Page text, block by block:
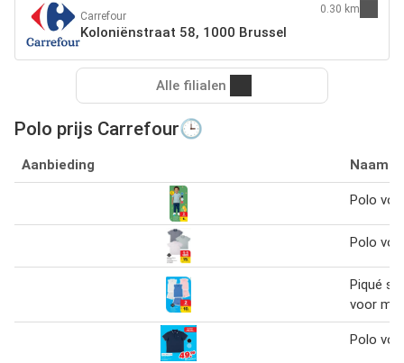
Carrefour
Koloniënstraat 58, 1000 Brussel
0.30 km
Alle filialen
Polo prijs Carrefour🕒
Aanbieding Naam
Polo
Polo
Piqué
voor
Polo